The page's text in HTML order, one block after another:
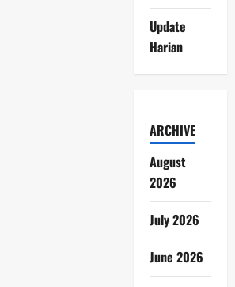
Update
Harian
ARCHIVE
August
2026
July 2026
June 2026